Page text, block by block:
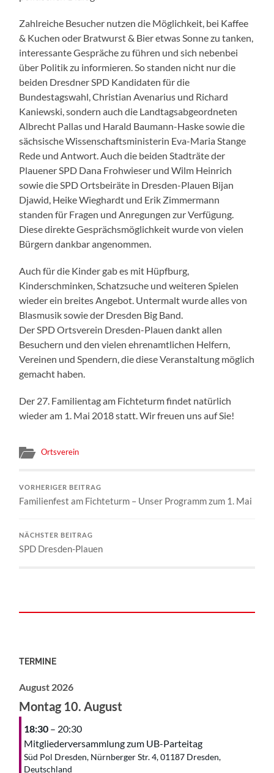
Zahlreiche Besucher nutzen die Möglichkeit, bei Kaffee
& Kuchen oder Bratwurst & Bier etwas Sonne zu tanken,
interessante Gespräche zu führen und sich nebenbei
über Politik zu informieren. So standen nicht nur die
beiden Dresdner SPD Kandidaten für die
Bundestagswahl, Christian Avenarius und Richard
Kaniewski, sondern auch die Landtagsabgeordneten
Albrecht Pallas und Harald Baumann-Haske sowie die
sächsische Wissenschaftsministerin Eva-Maria Stange
Rede und Antwort. Auch die beiden Stadträte der
Plauener SPD Dana Frohwieser und Wilm Heinrich
sowie die SPD Ortsbeiräte in Dresden-Plauen Bijan
Djawid, Heike Wieghardt und Erik Zimmermann
standen für Fragen und Anregungen zur Verfügung.
Diese direkte Gesprächsmöglichkeit wurde von vielen
Bürgern dankbar angenommen.
Auch für die Kinder gab es mit Hüpfburg,
Kinderschminken, Schatzsuche und weiteren Spielen
wieder ein breites Angebot. Untermalt wurde alles von
Blasmusik sowie der Dresden Big Band.
Der SPD Ortsverein Dresden-Plauen dankt allen
Besuchern und den vielen ehrenamtlichen Helfern,
Vereinen und Spendern, die diese Veranstaltung möglich
gemacht haben.
Der 27. Familientag am Fichteturm findet natürlich
wieder am 1. Mai 2018 statt. Wir freuen uns auf Sie!
Ortsverein
VORHERIGER BEITRAG
Familienfest am Fichteturm – Unser Programm zum 1. Mai
NÄCHSTER BEITRAG
SPD Dresden-Plauen
TERMINE
August 2026
Montag 10. August
18:30 – 20:30
Mitgliederversammlung zum UB-Parteitag
Süd Pol Dresden, Nürnberger Str. 4, 01187 Dresden,
Deutschland